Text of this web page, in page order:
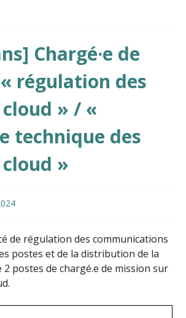
Chargé·e de
régulation des
» / «
technique des
»
de régulation des communications
postes et de la distribution de la
postes de chargé.e de mission sur